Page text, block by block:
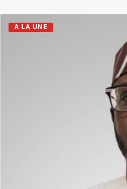
A LA UNE